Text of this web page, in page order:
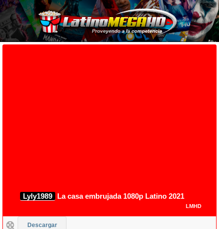
Lyly1989 La casa embrujada 1080p Latino 2021
LMHD
Descargar